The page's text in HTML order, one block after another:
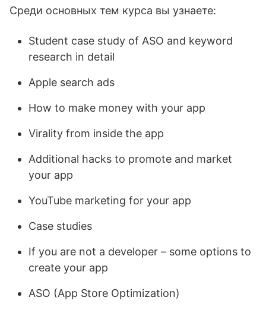
Среди основных тем курса вы узнаете:
Student case study of ASO and keyword
research in detail
Apple search ads
How to make money with your app
Virality from inside the app
Additional hacks to promote and market
your app
YouTube marketing for your app
Case studies
If you are not a developer – some options to
create your app
ASO (App Store Optimization)